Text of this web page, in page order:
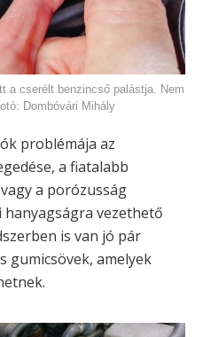
a cserélt benzincső palástja. Nem
Dombóvári Mihály
problémája az
a fiatalabb
a porózusság
vezethető
is van jó pár
gumicsövek, amelyek